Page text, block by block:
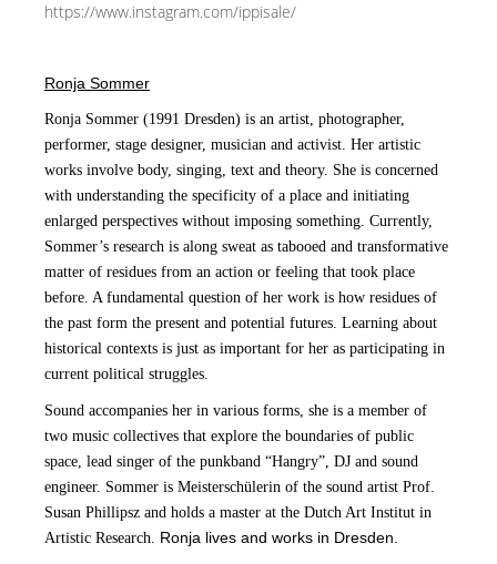
https://www.instagram.com/ippisale/
Ronja Sommer
Ronja Sommer (1991 Dresden) is an artist, photographer,
performer, stage designer, musician and activist. Her artistic
works involve body, singing, text and theory. She is concerned
with understanding the specificity of a place and initiating
enlarged perspectives without imposing something. Currently,
Sommer’s research is along sweat as tabooed and transformative
matter of residues from an action or feeling that took place
before. A fundamental question of her work is how residues of
the past form the present and potential futures. Learning about
historical contexts is just as important for her as participating in
current political struggles.
Sound accompanies her in various forms, she is a member of
two music collectives that explore the boundaries of public
space, lead singer of the punkband “Hangry”, DJ and sound
engineer. Sommer is Meisterschülerin of the sound artist Prof.
Susan Phillipsz and holds a master at the Dutch Art Institut in
Artistic Research. Ronja lives and works in Dresden.